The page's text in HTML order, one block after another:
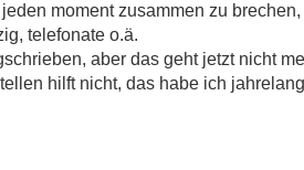
moment zusammen zu
telefonate o.ä.
aber das geht jetzt nicht
hilft nicht, das habe ich